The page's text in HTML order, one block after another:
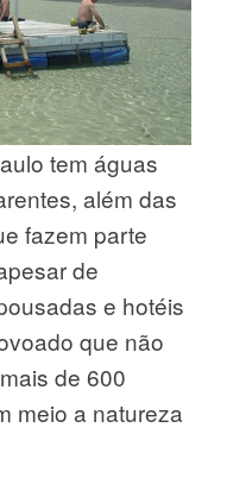
tem águas
além das
fazem parte
de
e hotéis
que não
de 600
meio a natureza